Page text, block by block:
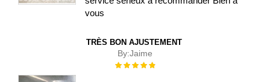
vous
TRÈS BON AJUSTEMENT
By:Jaime
Évaluation :